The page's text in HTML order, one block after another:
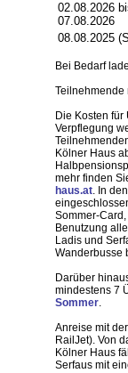
02.08.2026
07.08.2026
08.08.2025
Bei Bedarf
Teilnehmende
Die Kosten für
Verpflegung
Kölner Haus
mehr finden
haus.at. In
Sommer-
Benutzung
Ladis und
Wanderbusse
Darüber
mindestens 7
Sommer.
Anreise mit
RailJet). Von
Kölner Haus
Serfaus mit